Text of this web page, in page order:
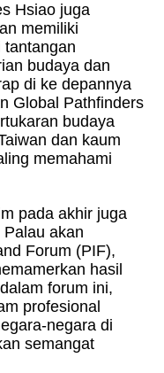
Hsiao juga
memiliki
tantangan
budaya dan
di ke depannya
Global Pathfinders
budaya
dan kaum
memahami
pada akhir juga
akan
Forum (PIF),
hasil
forum ini,
profesional
negara di
semangat